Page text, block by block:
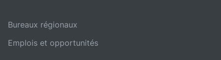
Bureaux régionaux
Emplois et opportunités